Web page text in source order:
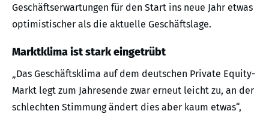
Geschäfts­erwartungen für den Start ins neue Jahr etwas
optimistischer als die aktuelle Geschäftslage.
Marktklima ist stark eingetrübt
„Das Geschäftsklima auf dem deutschen Private Equity-
Markt legt zum Jahresende zwar erneut leicht zu, an der
schlechten Stimmung ändert dies aber kaum etwas“,